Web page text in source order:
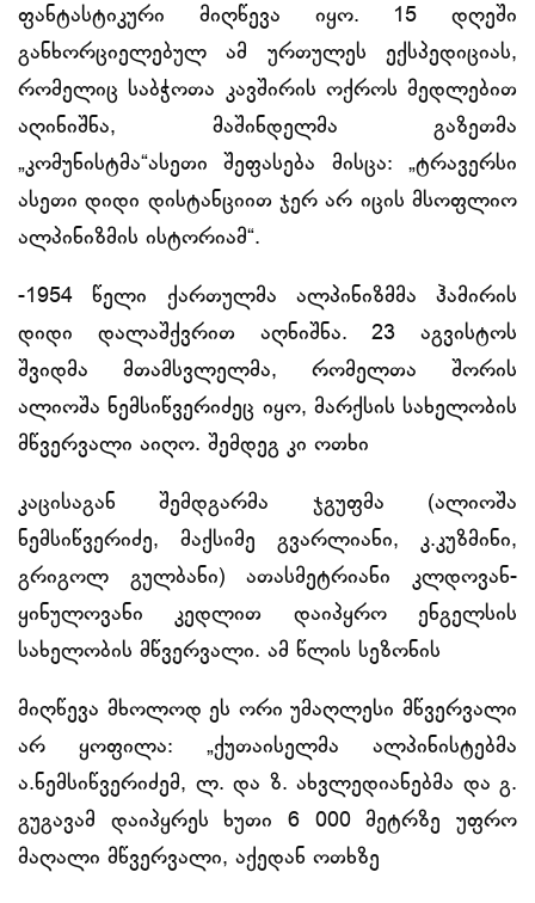
ფანტასტიკური მიღწევა იყო. 15 დღეში
განხორციელებულ ამ ურთულეს ექსპედიციას,
რომელიც საბჭოთა კავშირის ოქროს მედლებით
აღინიშნა, მაშინდელმა გაზეთმა
„კომუნისტმა“ასეთი შეფასება მისცა: „ტრავერსი
ასეთი დიდი დისტანციით ჯერ არ იცის მსოფლიო
ალპინიზმის ისტორიამ“.
-1954 წელი ქართულმა ალპინიზმმა ჰამირის
დიდი დალაშქვრით აღნიშნა. 23 აგვისტოს
შვიდმა მთამსვლელმა, რომელთა შორის
ალიოშა ნემსიწვერიძეც იყო, მარქსის სახელობის
მწვერვალი აიღო. შემდეგ კი ოთხი
კაცისაგან შემდგარმა ჯგუფმა (ალიოშა
ნემსიწვერიძე, მაქსიმე გვარლიანი, კ.კუზმინი,
გრიგოლ გულბანი) ათასმეტრიანი კლდოვან-
ყინულოვანი კედლით დაიპყრო ენგელსის
სახელობის მწვერვალი. ამ წლის სეზონის
მიღწევა მხოლოდ ეს ორი უმაღლესი მწვერვალი
არ ყოფილა: „ქუთაისელმა ალპინისტებმა
ა.ნემსიწვერიძემ, ლ. და ზ. ახვლედიანებმა და გ.
გუგავამ დაიპყრეს ხუთი 6 000 მეტრზე უფრო
მაღალი მწვერვალი, აქედან ოთხზე